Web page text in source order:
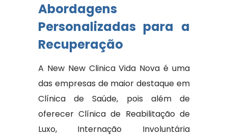
Abordagens
Personalizadas para a
Recuperação
A New New Clinica Vida Nova é uma
das empresas de maior destaque em
Clínica de Saúde, pois além de
oferecer Clínica de Reabilitação de
Luxo, Internação Involuntária